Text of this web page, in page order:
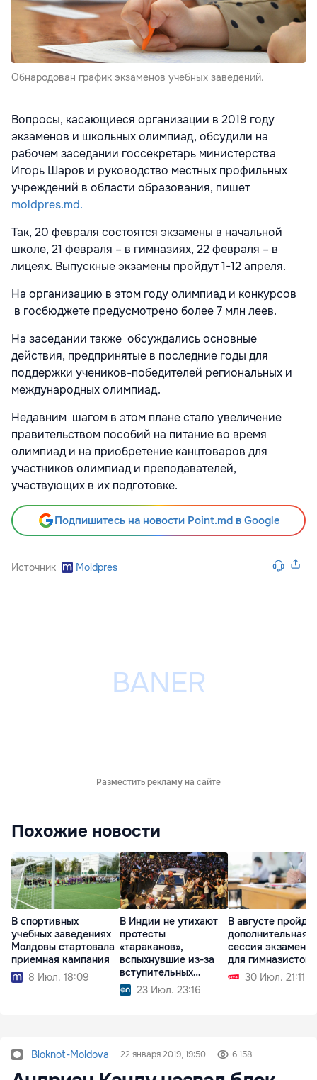
Обнародован график экзаменов учебных заведений.
Вопросы, касающиеся организации в 2019 году
экзаменов и школьных олимпиад, обсудили на
рабочем заседании госсекретарь министерства
Игорь Шаров и руководство местных профильных
учреждений в области образования, пишет
moldpres.md.
Так, 20 февраля состоятся экзамены в начальной
школе, 21 февраля – в гимназиях, 22 февраля – в
лицеях. Выпускные экзамены пройдут 1-12 апреля.
На организацию в этом году олимпиад и конкурсов
в госбюджете предусмотрено более 7 млн леев.
На заседании также обсуждались основные
действия, предпринятые в последние годы для
поддержки учеников-победителей региональных и
международных олимпиад.
Недавним шагом в этом плане стало увеличение
правительством пособий на питание во время
олимпиад и на приобретение канцтоваров для
участников олимпиад и преподавателей,
участвующих в их подготовке.
Подпишитесь на новости Point.md в Google
Источник Moldpres
Разместить рекламу на сайте
Похожие новости
В спортивных
учебных заведениях
Молдовы стартовала
приемная кампания
8 Июл. 18:09
В Индии не утихают
протесты
«тараканов»,
вспыхнувшие из-за
вступительных
экзаменов
23 Июл. 23:16
В августе
дополнительная
сессия экзаменов
для гимназистов
30 Июл. 21:11
Bloknot-Moldova 22 января 2019, 19:50 6 158